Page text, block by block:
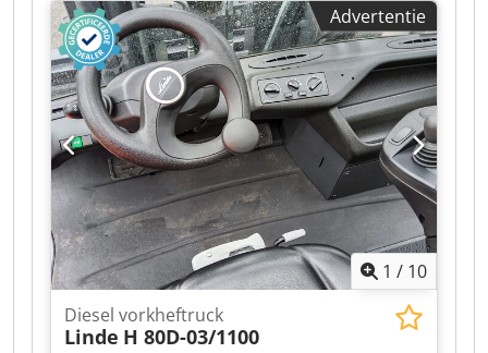
12° ・Stiltehoek 117° ・Draaicirkel (over wielen)
3,31 m ・Neem gewicht (met vork) 4800 kg ・
Banden: pneumatisch ・Hef 8 seconden op ・
Verlaag 5,40 s ・Telescoop uitschuiven 5,60 s ・
Telescoopintrekking 4,30 s ・Kantel 3,50 s ・
Dumpen 3,60 s ・Aantal cilinders /
cilinderlaadcapaciteit 4 - 3331 cm³ ・Nominaal
motorvermogen - vermogen (kW) 75 pk / 55,40
kW ・Max. Koppel / motortoerental 265 Nm @
1400 tpm ・Trekkracht 3550 daN ・Aantal
versnellingen (vooruit/achteruit) 2/2 ・Max.
rijsnelheid 24,90 km/u ・Parkeerrem
Automatische negatieve parkeerrem ・
Parkeerrem-oliebad-meerdere schijfremmen op
de voorassen ・Pomptype tandwielpomp ・
Advertentie
1 / 10
Diesel vorkheftruck
Linde H 80D-03/1100